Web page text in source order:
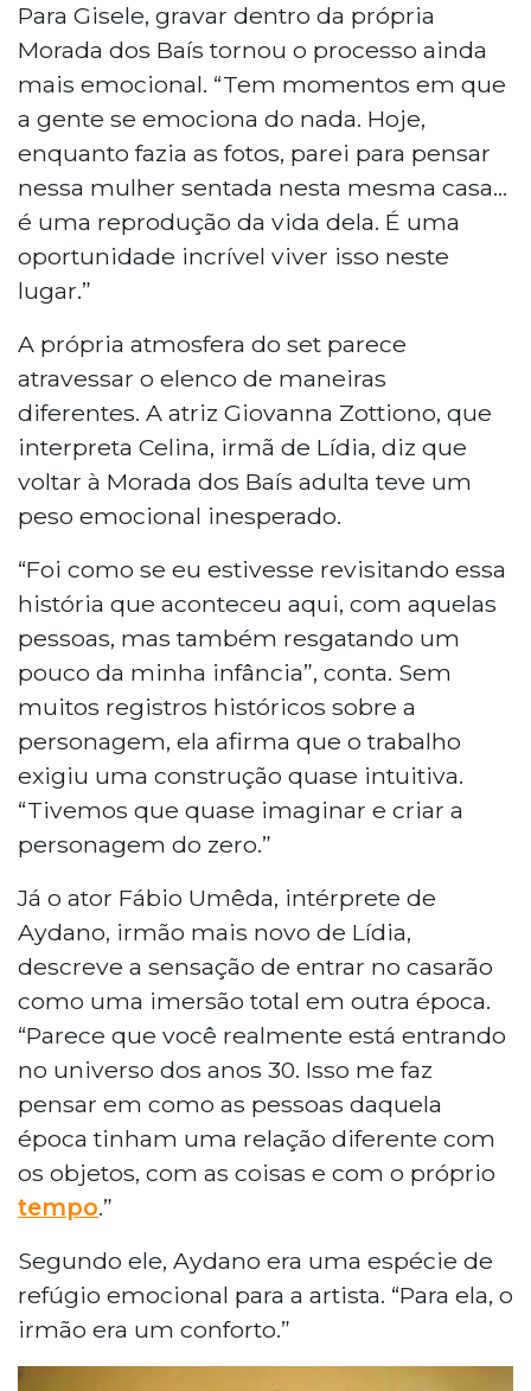
Para Gisele, gravar dentro da própria
Morada dos Baís tornou o processo ainda
mais emocional. “Tem momentos em que
a gente se emociona do nada. Hoje,
enquanto fazia as fotos, parei para pensar
nessa mulher sentada nesta mesma casa...
é uma reprodução da vida dela. É uma
oportunidade incrível viver isso neste
lugar.”
A própria atmosfera do set parece
atravessar o elenco de maneiras
diferentes. A atriz Giovanna Zottiono, que
interpreta Celina, irmã de Lídia, diz que
voltar à Morada dos Baís adulta teve um
peso emocional inesperado.
“Foi como se eu estivesse revisitando essa
história que aconteceu aqui, com aquelas
pessoas, mas também resgatando um
pouco da minha infância”, conta. Sem
muitos registros históricos sobre a
personagem, ela afirma que o trabalho
exigiu uma construção quase intuitiva.
“Tivemos que quase imaginar e criar a
personagem do zero.”
Já o ator Fábio Umêda, intérprete de
Aydano, irmão mais novo de Lídia,
descreve a sensação de entrar no casarão
como uma imersão total em outra época.
“Parece que você realmente está entrando
no universo dos anos 30. Isso me faz
pensar em como as pessoas daquela
época tinham uma relação diferente com
os objetos, com as coisas e com o próprio
tempo.”
Segundo ele, Aydano era uma espécie de
refúgio emocional para a artista. “Para ela, o
irmão era um conforto.”